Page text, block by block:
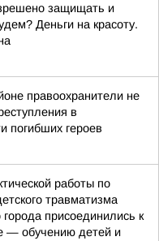
защищать и
Деньги на красоту.
правоохранители не
в
погибших героев
работы по
травматизма
присоединились к
— обучению детей и